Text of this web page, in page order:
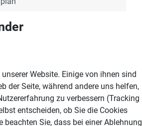
Website. Einige von ihnen sind
der Seite, während andere uns helfen,
zu verbessern (Tracking
entscheiden, ob Sie die Cookies
beachten Sie, dass bei einer Ablehnung